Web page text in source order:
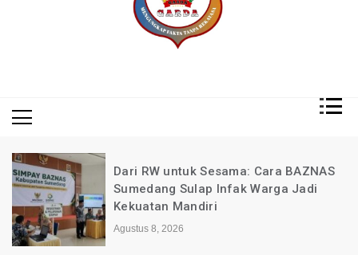
Dari RW untuk Sesama: Cara BAZNAS
Sumedang Sulap Infak Warga Jadi
Kekuatan Mandiri
Agustus 8, 2026